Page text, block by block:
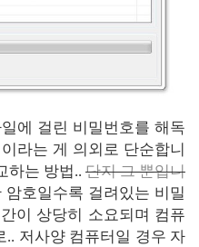
에 걸린 비밀번호를 해독
라는 게 의외로 단순합니
하는 방법.. 단지 그 뿐입니
호일수록 걸려있는 비밀
이 상당히 소요되며 컴퓨
저사양 컴퓨터일 경우 자